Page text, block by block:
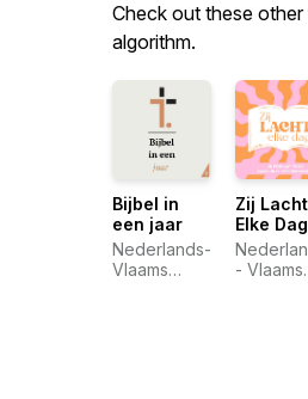
Check out these
algorithm.
Bijbel in
een jaar
Nederlands-
Vlaams
Zij
Elke Dag
- Vlaams